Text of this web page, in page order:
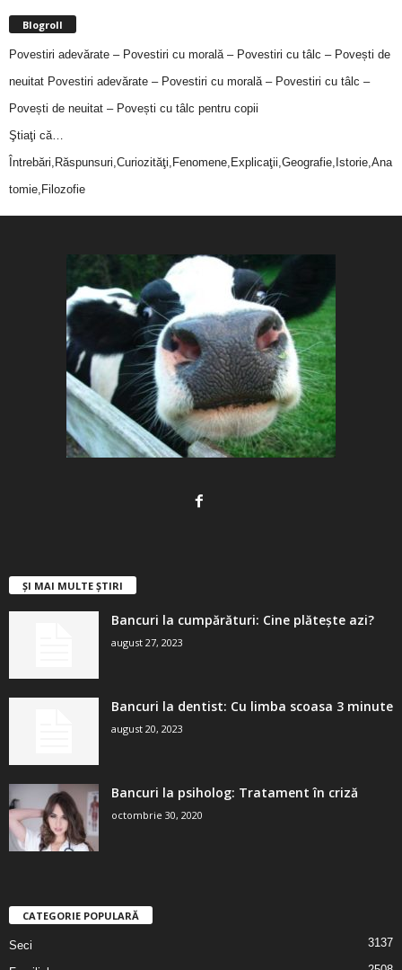
Blogroll
Povestiri adevărate – Povestiri cu morală – Povestiri cu tâlc – Povești de
neuitat Povestiri adevărate – Povestiri cu morală – Povestiri cu tâlc –
Povești de neuitat – Povești cu tâlc pentru copii
Ştiaţi că…
Întrebări,Răspunsuri,Curiozităţi,Fenomene,Explicaţii,Geografie,Istorie,Ana
tomie,Filozofie
ȘI MAI MULTE ȘTIRI
Bancuri la cumpărături: Cine plătește azi?
august 27, 2023
Bancuri la dentist: Cu limba scoasa 3 minute
august 20, 2023
Bancuri la psiholog: Tratament în criză
octombrie 30, 2020
CATEGORIE POPULARĂ
Seci 3137